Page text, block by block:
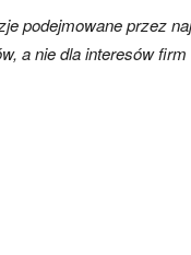
podejmowane przez
a nie dla interesów firm